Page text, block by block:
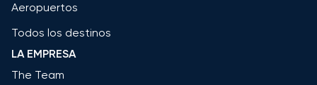
Aeropuertos
Todos los destinos
LA EMPRESA
The Team